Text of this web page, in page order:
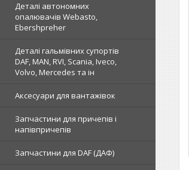
Деталі автономних
опалювачів Webasto,
Ebershpreher
Деталі гальмівних супортів
DAF, MAN, RVI, Scania, Iveco,
Volvo, Mercedes та ін
Аксесуари для вантажівок
Запчастини для причепів і
напівпричепів
Запчастини для DAF (ДАФ)